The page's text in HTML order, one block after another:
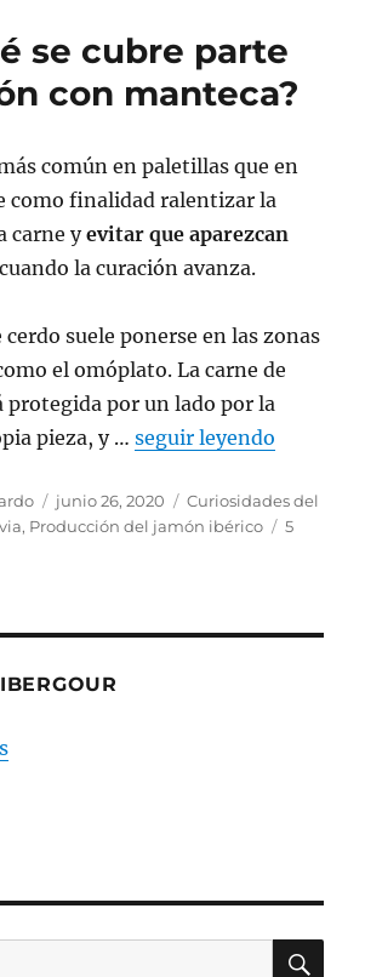
se cubre parte
con manteca?
común en paletillas que en
como finalidad ralentizar la
carne yevitar que aparezcan
cuando la curación avanza.
cerdo suele ponerse en las zonas
el omóplato. La carne de
protegida por un lado por la
pieza, y …seguir leyendo
Publicado
el
junio 26, 2020 Categorías
Curiosidades del
, Producción del jamón ibérico
5